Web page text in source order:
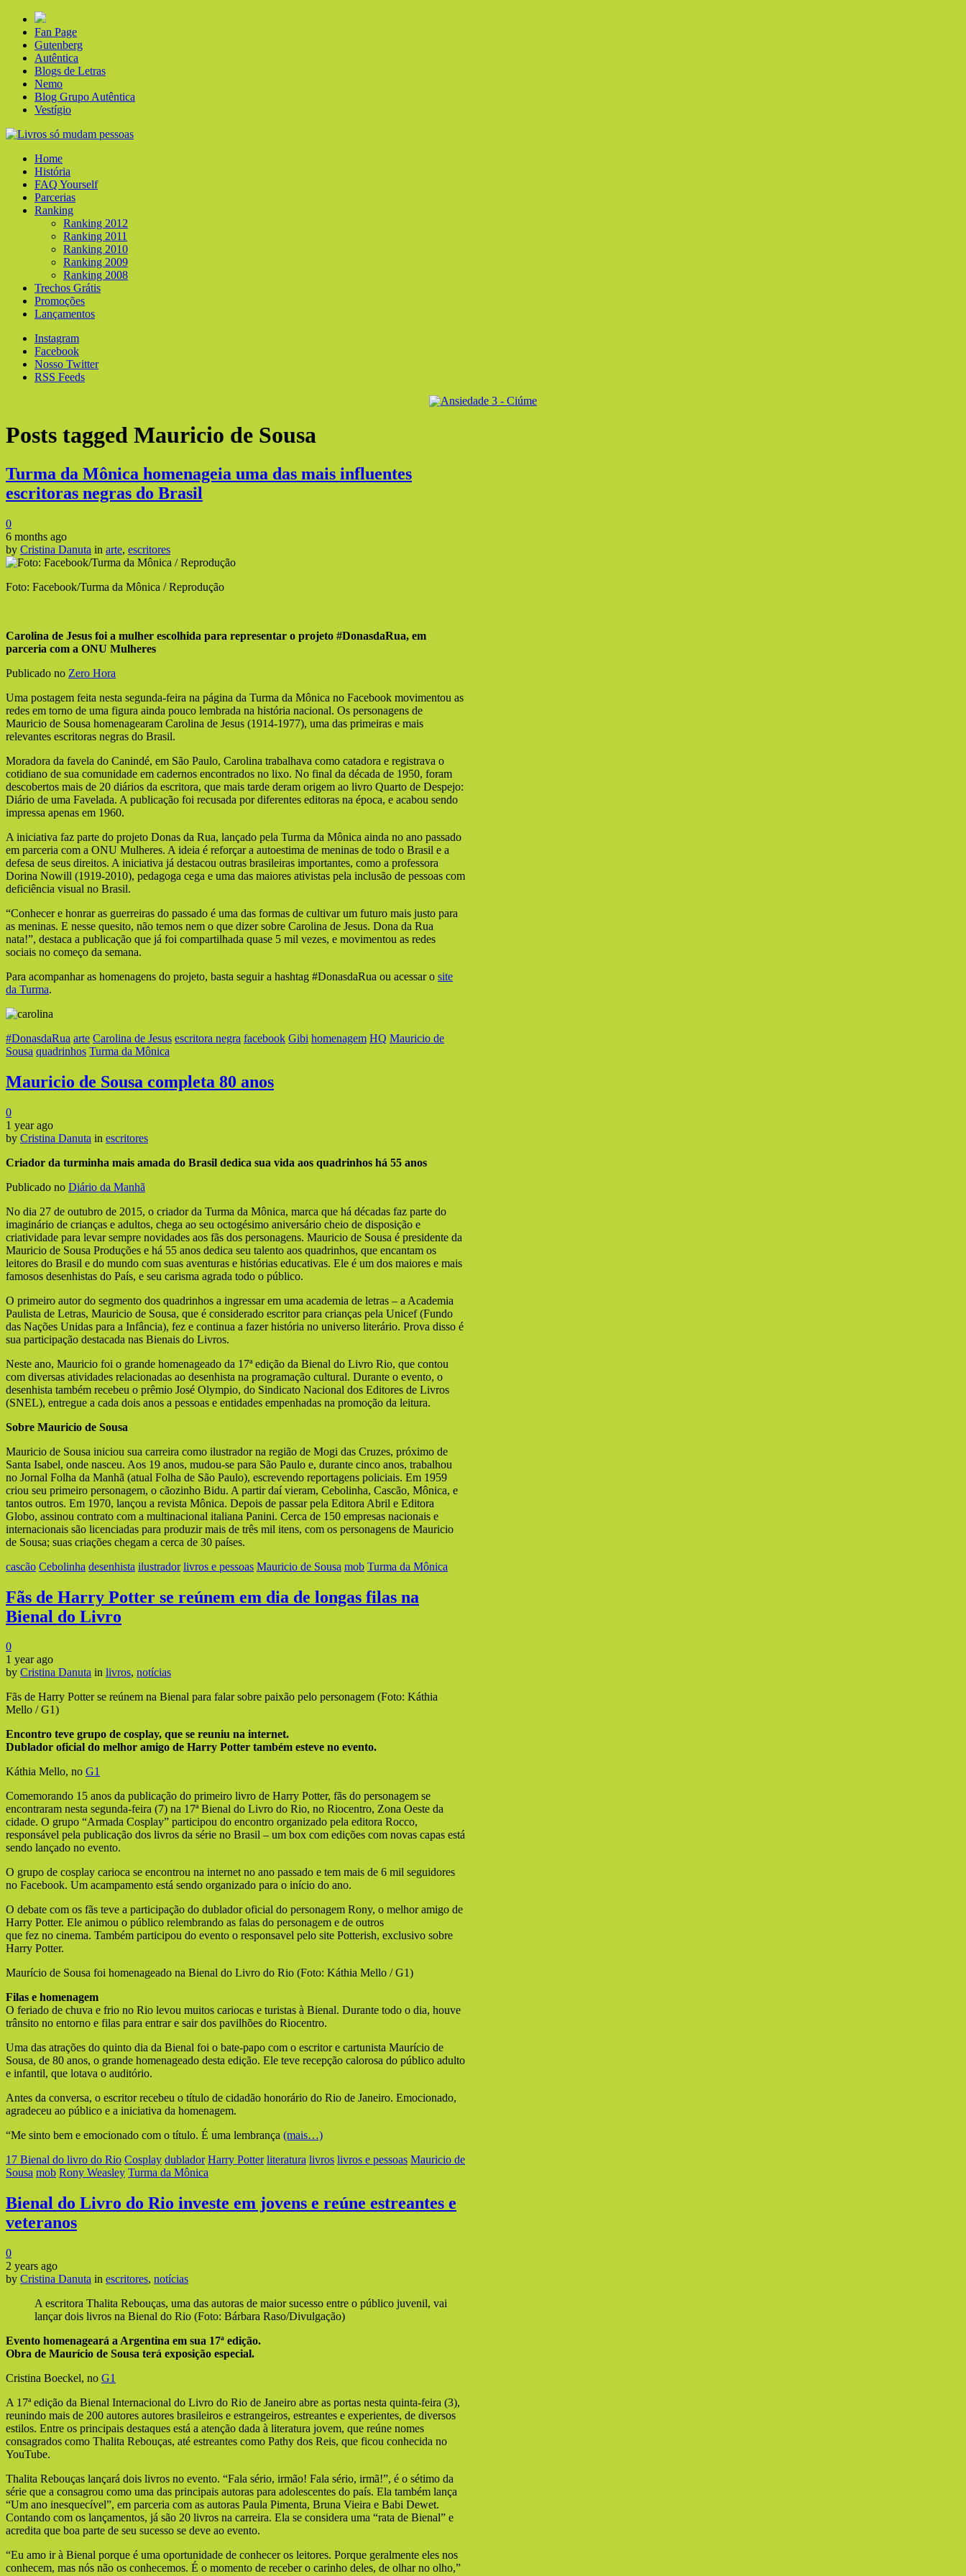
Fan Page
Gutenberg
Autêntica
Blogs de Letras
Nemo
Blog Grupo Autêntica
Vestígio
Home
História
FAQ Yourself
Parcerias
Ranking
Ranking 2012
Ranking 2011
Ranking 2010
Ranking 2009
Ranking 2008
Trechos Grátis
Promoções
Lançamentos
Instagram
Facebook
Nosso Twitter
RSS Feeds
Posts tagged Mauricio de Sousa
Turma da Mônica homenageia uma das mais influentes
escritoras negras do Brasil
0
6 months ago
by Cristina Danuta in arte, escritores
Foto: Facebook/Turma da Mônica / Reprodução
Carolina de Jesus foi a mulher escolhida para representar o projeto #DonasdaRua, em
parceria com a ONU Mulheres
Publicado no Zero Hora
Uma postagem feita nesta segunda-feira na página da Turma da Mônica no Facebook movimentou as
redes em torno de uma figura ainda pouco lembrada na história nacional. Os personagens de
Mauricio de Sousa homenagearam Carolina de Jesus (1914-1977), uma das primeiras e mais
relevantes escritoras negras do Brasil.
Moradora da favela do Canindé, em São Paulo, Carolina trabalhava como catadora e registrava o
cotidiano de sua comunidade em cadernos encontrados no lixo. No final da década de 1950, foram
descobertos mais de 20 diários da escritora, que mais tarde deram origem ao livro Quarto de Despejo:
Diário de uma Favelada. A publicação foi recusada por diferentes editoras na época, e acabou sendo
impressa apenas em 1960.
A iniciativa faz parte do projeto Donas da Rua, lançado pela Turma da Mônica ainda no ano passado
em parceria com a ONU Mulheres. A ideia é reforçar a autoestima de meninas de todo o Brasil e a
defesa de seus direitos. A iniciativa já destacou outras brasileiras importantes, como a professora
Dorina Nowill (1919-2010), pedagoga cega e uma das maiores ativistas pela inclusão de pessoas com
deficiência visual no Brasil.
“Conhecer e honrar as guerreiras do passado é uma das formas de cultivar um futuro mais justo para
as meninas. E nesse quesito, não temos nem o que dizer sobre Carolina de Jesus. Dona da Rua
nata!”, destaca a publicação que já foi compartilhada quase 5 mil vezes, e movimentou as redes
sociais no começo da semana.
Para acompanhar as homenagens do projeto, basta seguir a hashtag #DonasdaRua ou acessar o site
da Turma.
#DonasdaRua arte Carolina de Jesus escritora negra facebook Gibi homenagem HQ Mauricio de
Sousa quadrinhos Turma da Mônica
Mauricio de Sousa completa 80 anos
0
1 year ago
by Cristina Danuta in escritores
Criador da turminha mais amada do Brasil dedica sua vida aos quadrinhos há 55 anos
Publicado no Diário da Manhã
No dia 27 de outubro de 2015, o criador da Turma da Mônica, marca que há décadas faz parte do
imaginário de crianças e adultos, chega ao seu octogésimo aniversário cheio de disposição e
criatividade para levar sempre novidades aos fãs dos personagens. Mauricio de Sousa é presidente da
Mauricio de Sousa Produções e há 55 anos dedica seu talento aos quadrinhos, que encantam os
leitores do Brasil e do mundo com suas aventuras e histórias educativas. Ele é um dos maiores e mais
famosos desenhistas do País, e seu carisma agrada todo o público.
O primeiro autor do segmento dos quadrinhos a ingressar em uma academia de letras – a Academia
Paulista de Letras, Mauricio de Sousa, que é considerado escritor para crianças pela Unicef (Fundo
das Nações Unidas para a Infância), fez e continua a fazer história no universo literário. Prova disso é
sua participação destacada nas Bienais do Livros.
Neste ano, Mauricio foi o grande homenageado da 17ª edição da Bienal do Livro Rio, que contou
com diversas atividades relacionadas ao desenhista na programação cultural. Durante o evento, o
desenhista também recebeu o prêmio José Olympio, do Sindicato Nacional dos Editores de Livros
(SNEL), entregue a cada dois anos a pessoas e entidades empenhadas na promoção da leitura.
Sobre Mauricio de Sousa
Mauricio de Sousa iniciou sua carreira como ilustrador na região de Mogi das Cruzes, próximo de
Santa Isabel, onde nasceu. Aos 19 anos, mudou-se para São Paulo e, durante cinco anos, trabalhou
no Jornal Folha da Manhã (atual Folha de São Paulo), escrevendo reportagens policiais. Em 1959
criou seu primeiro personagem, o cãozinho Bidu. A partir daí vieram, Cebolinha, Cascão, Mônica, e
tantos outros. Em 1970, lançou a revista Mônica. Depois de passar pela Editora Abril e Editora
Globo, assinou contrato com a multinacional italiana Panini. Cerca de 150 empresas nacionais e
internacionais são licenciadas para produzir mais de três mil itens, com os personagens de Mauricio
de Sousa; suas criações chegam a cerca de 30 países.
cascão Cebolinha desenhista ilustrador livros e pessoas Mauricio de Sousa mob Turma da Mônica
Fãs de Harry Potter se reúnem em dia de longas filas na
Bienal do Livro
0
1 year ago
by Cristina Danuta in livros, notícias
Fãs de Harry Potter se reúnem na Bienal para falar sobre paixão pelo personagem (Foto: Káthia
Mello / G1)
Encontro teve grupo de cosplay, que se reuniu na internet.
Dublador oficial do melhor amigo de Harry Potter também esteve no evento.
Káthia Mello, no G1
Comemorando 15 anos da publicação do primeiro livro de Harry Potter, fãs do personagem se
encontraram nesta segunda-feira (7) na 17ª Bienal do Livro do Rio, no Riocentro, Zona Oeste da
cidade. O grupo “Armada Cosplay” participou do encontro organizado pela editora Rocco,
responsável pela publicação dos livros da série no Brasil – um box com edições com novas capas está
sendo lançado no evento.
O grupo de cosplay carioca se encontrou na internet no ano passado e tem mais de 6 mil seguidores
no Facebook. Um acampamento está sendo organizado para o início do ano.
O debate com os fãs teve a participação do dublador oficial do personagem Rony, o melhor amigo de
Harry Potter. Ele animou o público relembrando as falas do personagem e de outros
que fez no cinema. Também participou do evento o responsavel pelo site Potterish, exclusivo sobre
Harry Potter.
Maurício de Sousa foi homenageado na Bienal do Livro do Rio (Foto: Káthia Mello / G1)
Filas e homenagem
O feriado de chuva e frio no Rio levou muitos cariocas e turistas à Bienal. Durante todo o dia, houve
trânsito no entorno e filas para entrar e sair dos pavilhões do Riocentro.
Uma das atrações do quinto dia da Bienal foi o bate-papo com o escritor e cartunista Maurício de
Sousa, de 80 anos, o grande homenageado desta edição. Ele teve recepção calorosa do público adulto
e infantil, que lotava o auditório.
Antes da conversa, o escritor recebeu o título de cidadão honorário do Rio de Janeiro. Emocionado,
agradeceu ao público e a iniciativa da homenagem.
“Me sinto bem e emocionado com o título. É uma lembrança (mais…)
17 Bienal do livro do Rio Cosplay dublador Harry Potter literatura livros livros e pessoas Mauricio de
Sousa mob Rony Weasley Turma da Mônica
Bienal do Livro do Rio investe em jovens e reúne estreantes e
veteranos
0
2 years ago
by Cristina Danuta in escritores, notícias
A escritora Thalita Rebouças, uma das autoras de maior sucesso entre o público juvenil, vai
lançar dois livros na Bienal do Rio (Foto: Bárbara Raso/Divulgação)
Evento homenageará a Argentina em sua 17ª edição.
Obra de Maurício de Sousa terá exposição especial.
Cristina Boeckel, no G1
A 17ª edição da Bienal Internacional do Livro do Rio de Janeiro abre as portas nesta quinta-feira (3),
reunindo mais de 200 autores autores brasileiros e estrangeiros, estreantes e experientes, de diversos
estilos. Entre os principais destaques está a atenção dada à literatura jovem, que reúne nomes
consagrados como Thalita Rebouças, até estreantes como Pathy dos Reis, que ficou conhecida no
YouTube.
Thalita Rebouças lançará dois livros no evento. “Fala sério, irmão! Fala sério, irmã!”, é o sétimo da
série que a consagrou como uma das principais autoras para adolescentes do país. Ela também lança
“Um ano inesquecível”, em parceria com as autoras Paula Pimenta, Bruna Vieira e Babi Dewet.
Contando com os lançamentos, já são 20 livros na carreira. Ela se considera uma “rata de Bienal” e
acredita que boa parte de seu sucesso se deve ao evento.
“Eu amo ir à Bienal porque é uma oportunidade de conhecer os leitores. Porque geralmente eles nos
conhecem, mas nós não os conhecemos. É o momento de receber o carinho deles, de olhar no olho,”